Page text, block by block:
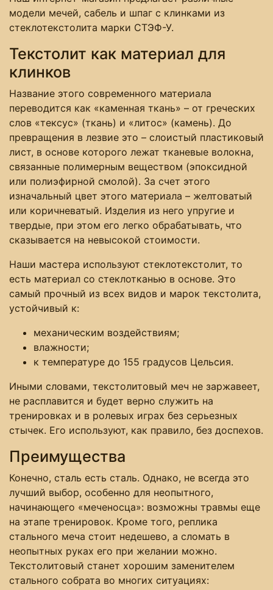
модели мечей, сабель и шпаг с клинками из
стеклотекстолита марки СТЭФ-У.
Текстолит как материал для
клинков
Название этого современного материала
переводится как «каменная ткань» – от греческих
слов «тексус» (ткань) и «литос» (камень). До
превращения в лезвие это – слоистый пластиковый
лист, в основе которого лежат тканевые волокна,
связанные полимерным веществом (эпоксидной
или полиэфирной смолой). За счет этого
изначальный цвет этого материала – желтоватый
или коричневатый. Изделия из него упругие и
твердые, при этом его легко обрабатывать, что
сказывается на невысокой стоимости.
Наши мастера используют стеклотекстолит, то
есть материал со стеклотканью в основе. Это
самый прочный из всех видов и марок текстолита,
устойчивый к:
механическим воздействиям;
влажности;
к температуре до 155 градусов Цельсия.
Иными словами, текстолитовый меч не заржавеет,
не расплавится и будет верно служить на
тренировках и в ролевых играх без серьезных
стычек. Его используют, как правило, без доспехов.
Преимущества
Конечно, сталь есть сталь. Однако, не всегда это
лучший выбор, особенно для неопытного,
начинающего «меченосца»: возможны травмы еще
на этапе тренировок. Кроме того, реплика
стального меча стоит недешево, а сломать в
неопытных руках его при желании можно.
Текстолитовый станет хорошим заменителем
стального собрата во многих ситуациях: